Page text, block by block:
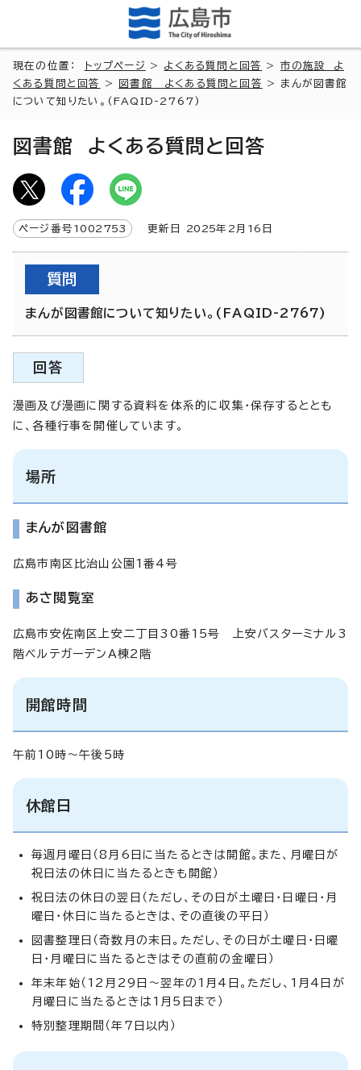
現在の位置： トップページ > よくある質問と回答 > 市の施設 よ
くある質問と回答
> 図書館 よくある質問と回答
> まんが図書館
について知りたい。(FAQID-2767)
図書館 よくある質問と回答
ページ番号 1002753 更新日 2025年2月 16 日
質問
まんが図書館について知りたい。(FAQID-2767)
回答
漫画及び漫画に関する資料を体系的に収集・保存するととも
に、各種行事を開催しています。
場所
まんが図書館
広島市南区比治山公園1番4号
あさ閲覧室
広島市安佐南区上安二丁目30番15号 上安バスターミナル3
階ベルテガーデンA棟2階
開館時間
午前10時～午後5時
休館日
毎週月曜日（8月6日に当たるときは開館。また、月曜日が
祝日法の休日に当たるときも開館）
祝日法の休日の翌日（ただし、その日が土曜日・日曜日・月
曜日・休日に当たるときは、その直後の平日）
図書整理日（奇数月の末日。ただし、その日が土曜日・日曜
日・月曜日に当たるときはその直前の金曜日）
年末年始（12月29日～翌年の1月4日。ただし、1月4日が
月曜日に当たるときは1月5日まで）
特別整理期間（年7日以内）